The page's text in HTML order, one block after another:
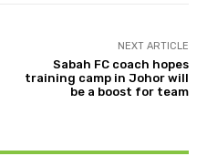
NEXT ARTICLE
Sabah FC coach hopes
training camp in Johor will
be a boost for team